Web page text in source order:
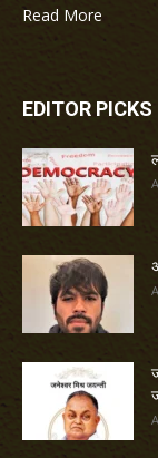
Read More
EDITOR PICKS